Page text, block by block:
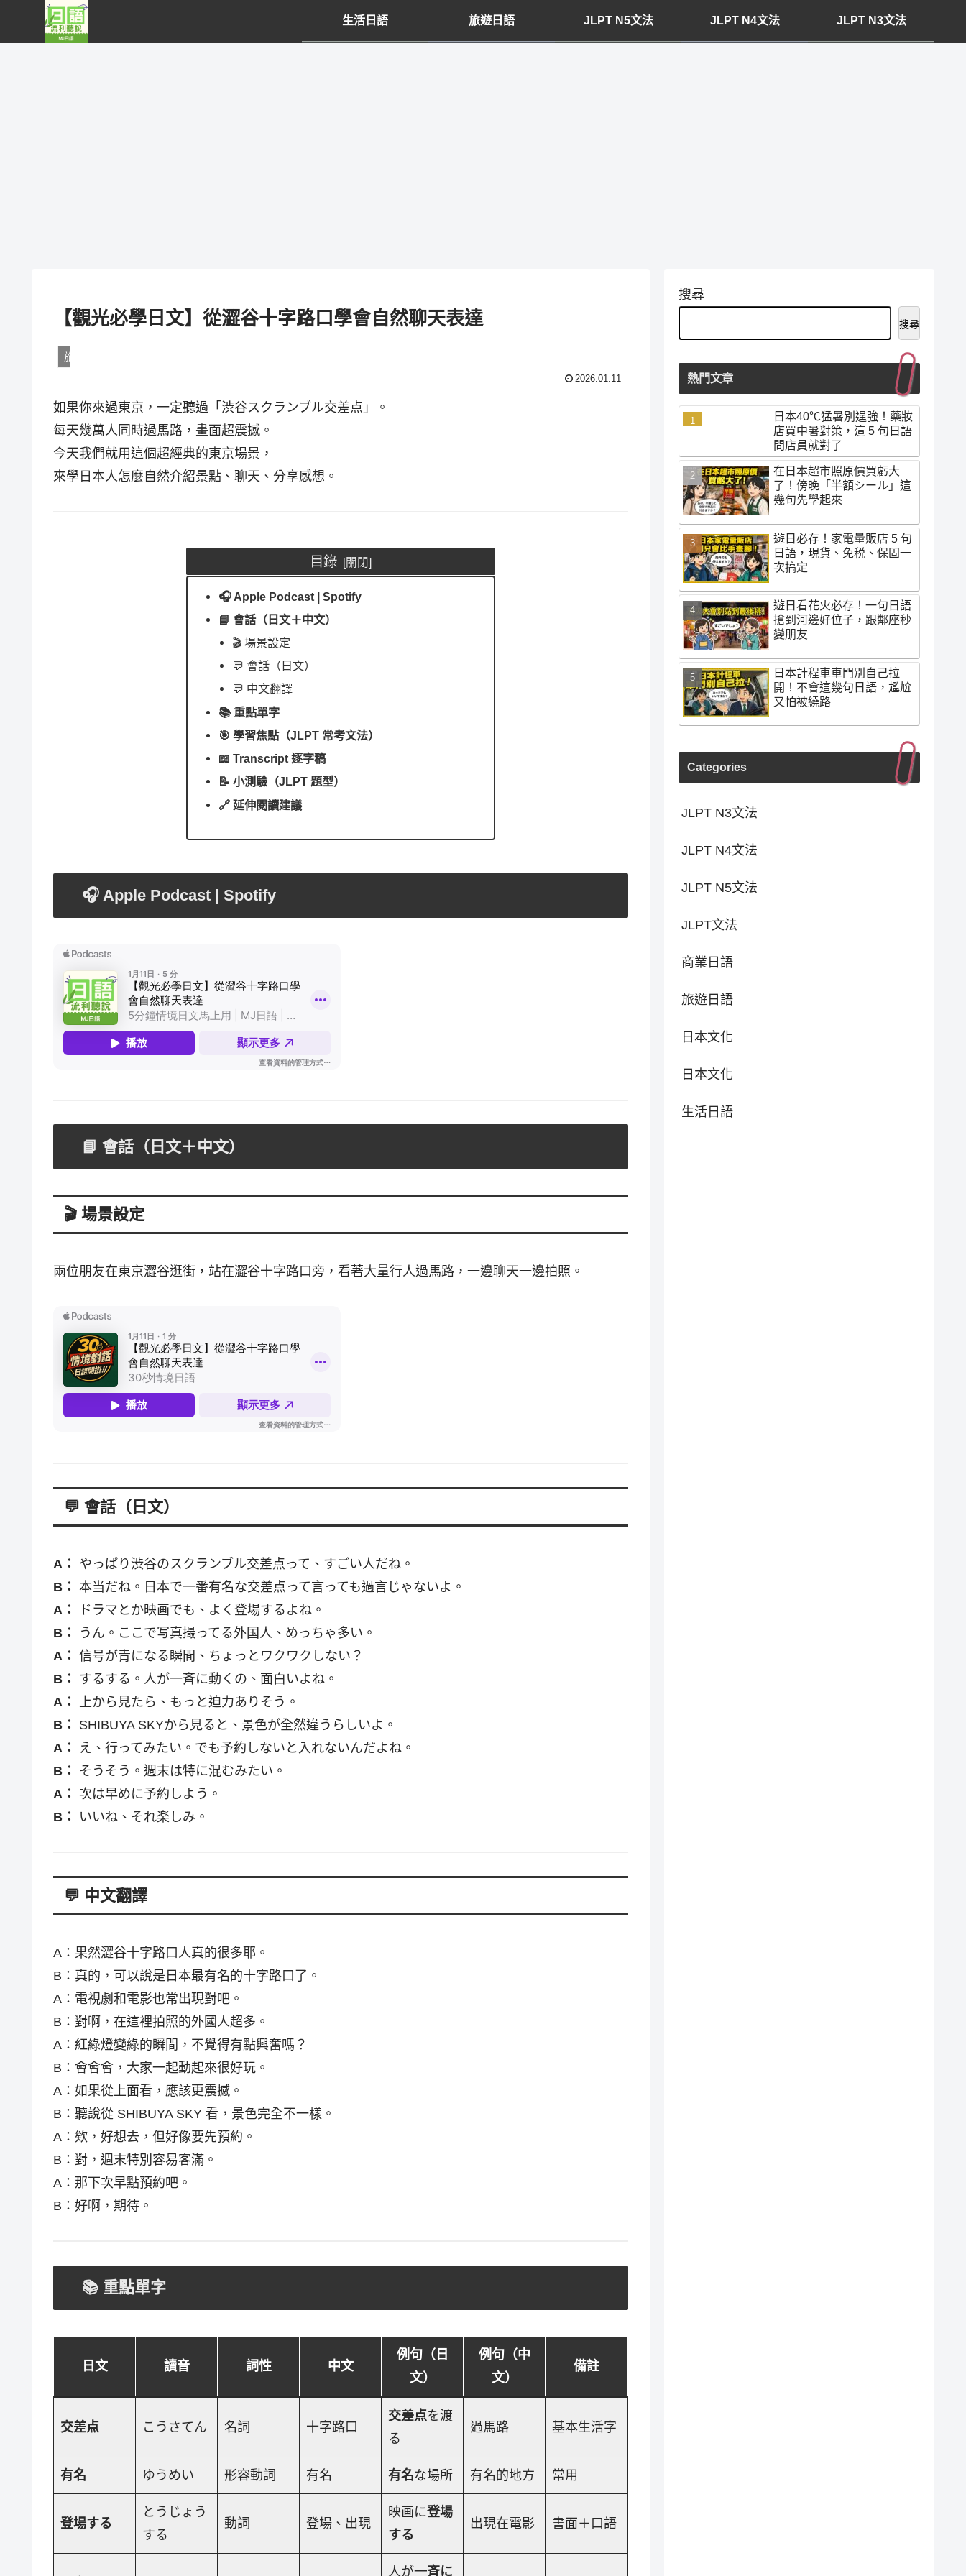
生活日語 旅遊日語 JLPT N5文法 JLPT N4文法 JLPT N3文法
【觀光必學日文】從澀谷十字路口學會自然聊天表達
旅遊日語
2026.01.11
如果你來過東京，一定聽過「渋谷スクランブル交差点」。
每天幾萬人同時過馬路，畫面超震撼。
今天我們就用這個超經典的東京場景，
來學日本人怎麼自然介紹景點、聊天、分享感想。
目錄
🎧 Apple Podcast | Spotify
📘 會話（日文＋中文）
🎬 場景設定
💬 會話（日文）
💬 中文翻譯
📚 重點單字
🎯 學習焦點（JLPT 常考文法）
📖 Transcript 逐字稿
📝 小測驗（JLPT 題型）
🔗 延伸閱讀建議
🎧 Apple Podcast | Spotify
📘 會話（日文＋中文）
🎬 場景設定
兩位朋友在東京澀谷逛街，站在澀谷十字路口旁，看著大量行人過馬路，一邊聊天一邊拍照。
💬 會話（日文）
A：
やっぱり渋谷のスクランブル交差点って、すごい人だね。
B： 本当だね。日本で一番有名な交差点って言っても過言じゃないよ。
A：
ドラマとか映画でも、よく登場するよね。
B：
うん。ここで写真撮ってる外国人、めっちゃ多い。
A： 信号が青になる瞬間、ちょっとワクワクしない？
B：
するする。人が一斉に動くの、面白いよね。
A：
上から見たら、もっと迫力ありそう。
B：
SHIBUYA SKYから見ると、景色が全然違うらしいよ。
A：
え、行ってみたい。でも予約しないと入れないんだよね。
B：
そうそう。週末は特に混むみたい。
A：
次は早めに予約しよう。
B：
いいね、それ楽しみ。
💬 中文翻譯
A：果然澀谷十字路口人真的很多耶。
B：真的，可以說是日本最有名的十字路口了。
A：電視劇和電影也常出現對吧。
B：對啊，在這裡拍照的外國人超多。
A：紅綠燈變綠的瞬間，不覺得有點興奮嗎？
B：會會會，大家一起動起來很好玩。
A：如果從上面看，應該更震撼。
B：聽說從 SHIBUYA SKY 看，景色完全不一樣。
A：欸，好想去，但好像要先預約。
B：對，週末特別容易客滿。
A：那下次早點預約吧。
B：好啊，期待。
📚 重點單字
日文 讀音 詞性 中文
例句（日
文）
例句（中
文）
備註
交差点 こうさてん 名詞 十字路口
交差点を渡
る
過馬路 基本生活字
有名 ゆうめい 形容動詞 有名 有名な場所 有名的地方 常用
登場する
とうじょう
する
動詞 登場、出現
映画に登場
する
出現在電影 書面＋口語
人が一斉に
搜尋
搜尋
熱門文章
日本40℃猛暑別逞強！藥妝
店買中暑對策，這 5 句日語
問店員就對了
在日本超市照原價買虧大
了！傍晚「半額シール」這
幾句先學起來
遊日必存！家電量販店 5 句
日語，現貨、免税、保固一
次搞定
遊日看花火必存！一句日語
搶到河邊好位子，跟鄰座秒
變朋友
日本計程車車門別自己拉
開！不會這幾句日語，尷尬
又怕被繞路
Categories
JLPT N3文法
JLPT N4文法
JLPT N5文法
JLPT文法
商業日語
旅遊日語
日本文化
日本文化
生活日語